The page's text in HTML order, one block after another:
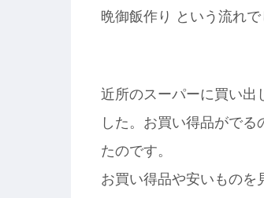
晩御飯作り という流れで
近所のスーパーに買い出
した。お買い得品がで
たのです。
お買い得品や安いものを